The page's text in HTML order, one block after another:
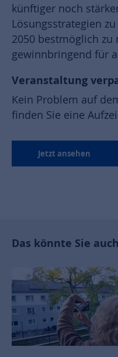
künftiger noch
Lösungsstrategien
2050 bestmöglich zu
gewinnbringend für
Veranstaltung
Kein Problem auf
finden Sie eine
Jetzt ansehen
Das könnte Sie